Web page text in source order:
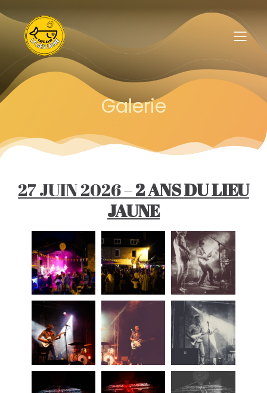
Galerie
27 JUIN 2026 –2 ANS DU LIEU
JAUNE